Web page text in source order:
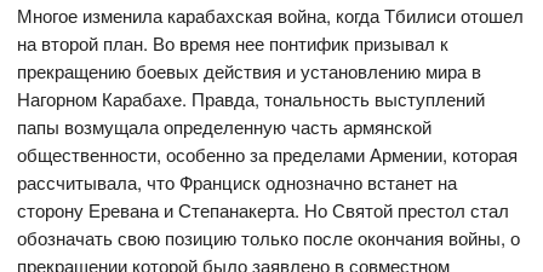
Многое изменила карабахская война, когда Тбилиси отошел
на второй план. Во время нее понтифик призывал к
прекращению боевых действия и установлению мира в
Нагорном Карабахе. Правда, тональность выступлений
папы возмущала определенную часть армянской
общественности, особенно за пределами Армении, которая
рассчитывала, что Франциск однозначно встанет на
сторону Еревана и Степанакерта. Но Святой престол стал
обозначать свою позицию только после окончания войны, о
прекращении которой было заявлено в совместном